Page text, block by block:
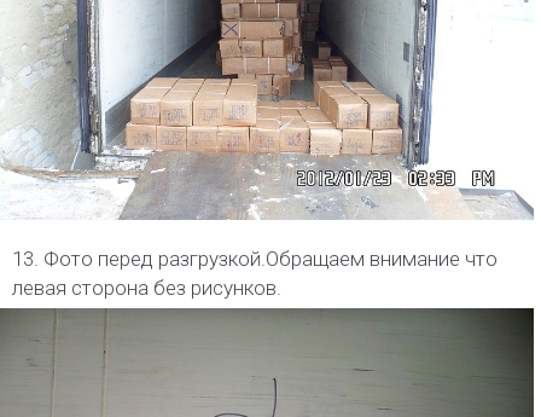
13. Фото перед разгрузкой.Обращаем внимание что
левая сторона без рисунков.